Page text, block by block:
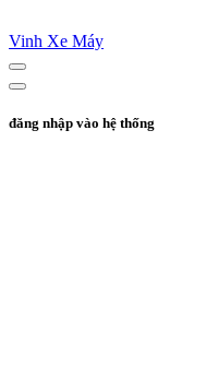
Vinh Xe Máy
đăng nhập vào hệ thống